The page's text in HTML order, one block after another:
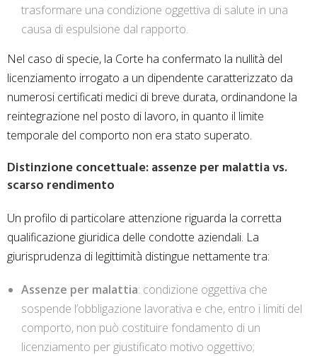
trasformare una condizione oggettiva di salute in una
causa di espulsione dal rapporto.
Nel caso di specie, la Corte ha confermato la nullità del
licenziamento irrogato a un dipendente caratterizzato da
numerosi certificati medici di breve durata, ordinandone la
reintegrazione nel posto di lavoro, in quanto il limite
temporale del comporto non era stato superato.
Distinzione concettuale: assenze per malattia vs.
scarso rendimento
Un profilo di particolare attenzione riguarda la corretta
qualificazione giuridica delle condotte aziendali. La
giurisprudenza di legittimità distingue nettamente tra:
Assenze per malattia: condizione oggettiva che
sospende l’obbligazione lavorativa e che, entro i limiti del
comporto, non può costituire fondamento di un
licenziamento per giustificato motivo oggettivo;